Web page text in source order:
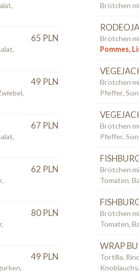
65 PLN
49 PLN
67 PLN
62 PLN
80 PLN
49 PLN
Brötchen
Brötchen
Pommes,
Brötchen
Pfeffer,
Brötchen
Pfeffer,
Brötchen
Tomaten,
Brötchen
Tomaten,
WRAP
Tortilla,